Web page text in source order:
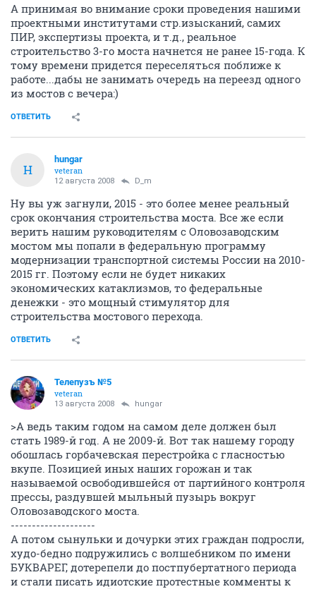
А принимая во внимание сроки проведения нашими
проектными институтами стр.изысканий, самих
ПИР, экспертизы проекта, и т.д., реальное
строительство 3-го моста начнется не ранее 15-года. К
тому времени придется переселяться поближе к
работе...дабы не занимать очередь на переезд одного
из мостов с вечера:)
ОТВЕТИТЬ
H
hungar
veteran
12 августа 2008 D_m
Ну вы уж загнули, 2015 - это более менее реальный
срок окончания строительства моста. Все же если
верить нашим руководителям с Оловозаводским
мостом мы попали в федеральную программу
модернизации транспортной системы России на 2010-
2015 гг. Поэтому если не будет никаких
экономических катаклизмов, то федеральные
денежки - это мощный стимулятор для
строительства мостового перехода.
ОТВЕТИТЬ
Телепузъ №5
veteran
13 августа 2008 hungar
>А ведь таким годом на самом деле должен был
стать 1989-й год. А не 2009-й. Вот так нашему городу
обошлась горбачевская перестройка с гласностью
вкупе. Позицией иных наших горожан и так
называемой освободившейся от партийного контроля
прессы, раздувшей мыльный пузырь вокруг
Оловозаводского моста.
--------------------
А потом сынульки и дочурки этих граждан подросли,
худо-бедно подружились с волшебником по имени
БУКВАРЕГ, дотерепели до постпубертатного периода
и стали писать идиотские протестные комменты к